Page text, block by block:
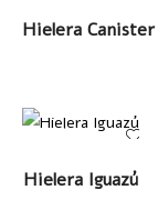
LEER MÁS
Hielera Canister
LEER MÁS
Hielera Iguazú